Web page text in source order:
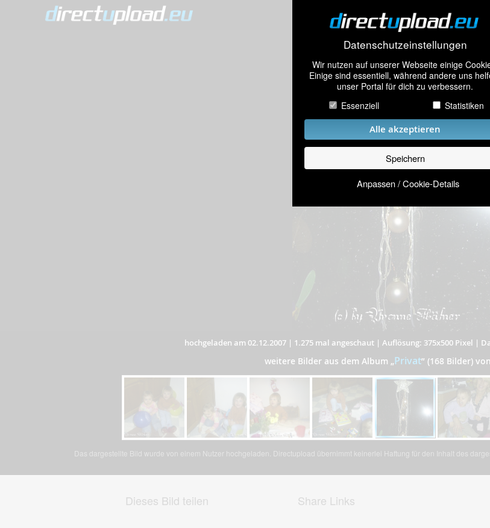
Datenschutzeinstellungen
Wir nutzen auf unserer Webseite einige
Einige sind essentiell, während andere uns
unser Portal für dich zu verbessern.
Essenziell
Statistiken
Alle akzeptieren
Speichern
Anpassen / Cookie-Details
Bilder
hochgeladen am 02.12.2007 | 1.275 mal angeschaut | Auflösung: 375x500 Pixel |
weitere Bilder aus dem Album „Privat” (168 Bilder)
Das dargestellte Bild wurde von einem Nutzer hochgeladen. Directupload übernimmt keinerlei Haftung für den Inhalt des
Dieses Bild teilen Share Links